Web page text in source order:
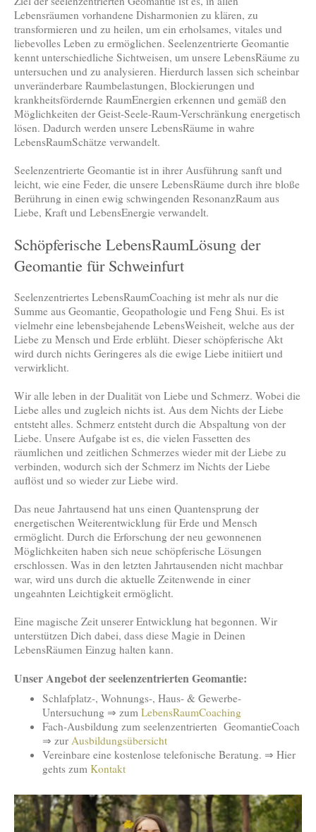
Lebensräumen vorhandene Disharmonien zu klären, zu
transformieren und zu heilen, um ein erholsames, vitales und
liebevolles Leben zu ermöglichen. Seelenzentrierte Geomantie
kennt unterschiedliche Sichtweisen, um unsere LebensRäume zu
untersuchen und zu analysieren. Hierdurch lassen sich scheinbar
unveränderbare Raumbelastungen, Blockierungen und
krankheitsfördernde RaumEnergien erkennen und gemäß den
Möglichkeiten der Geist-Seele-Raum-Verschränkung energetisch
lösen. Dadurch werden unsere LebensRäume in wahre
LebensRaumSchätze verwandelt.
Seelenzentrierte Geomantie ist in ihrer Ausführung sanft und
leicht, wie eine Feder, die unsere LebensRäume durch ihre bloße
Berührung in einen ewig schwingenden ResonanzRaum aus
Liebe, Kraft und LebensEnergie verwandelt.
Schöpferische LebensRaumLösung der
Geomantie für Schweinfurt
Seelenzentriertes LebensRaumCoaching ist mehr als nur die
Summe aus Geomantie, Geopathologie und Feng Shui. Es ist
vielmehr eine lebensbejahende LebensWeisheit, welche aus der
Liebe zu Mensch und Erde erblüht. Dieser schöpferische Akt
wird durch nichts Geringeres als die ewige Liebe initiiert und
verwirklicht.
Wir alle leben in der Dualität von Liebe und Schmerz. Wobei die
Liebe alles und zugleich nichts ist. Aus dem Nichts der Liebe
entsteht alles. Schmerz entsteht durch die Abspaltung von der
Liebe. Unsere Aufgabe ist es, die vielen Fassetten des
räumlichen und zeitlichen Schmerzes wieder mit der Liebe zu
verbinden, wodurch sich der Schmerz im Nichts der Liebe
auflöst und so wieder zur Liebe wird.
Das neue Jahrtausend hat uns einen Quantensprung der
energetischen Weiterentwicklung für Erde und Mensch
ermöglicht. Durch die Erforschung der neu gewonnenen
Möglichkeiten haben sich neue schöpferische Lösungen
erschlossen. Was in den letzten Jahrtausenden nicht machbar
war, wird uns durch die aktuelle Zeitenwende in einer
ungeahnten Leichtigkeit ermöglicht.
Eine magische Zeit unserer Entwicklung hat begonnen. Wir
unterstützen Dich dabei, dass diese Magie in Deinen
LebensRäumen Einzug halten kann.
Unser Angebot der seelenzentrierten Geomantie:
Schlafplatz-, Wohnungs-, Haus- & Gewerbe-
Untersuchung ⇒ zum LebensRaumCoaching
Fach-Ausbildung zum seelenzentrierten GeomantieCoach
⇒ zur Ausbildungsübersicht
Vereinbare eine kostenlose telefonische Beratung. ⇒ Hier
gehts zum Kontakt